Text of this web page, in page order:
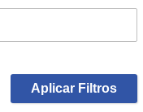
Aplicar Filtros